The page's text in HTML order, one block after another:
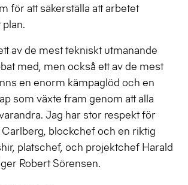
för att säkerställa att arbetet
av de mest tekniskt utmanande
med, men också ett av de mest
en enorm kämpaglöd och en
som växte fram genom att alla
Jag har stor respekt för
blockchef och en riktig
platschef, och projektchef Harald
Robert Sörensen.